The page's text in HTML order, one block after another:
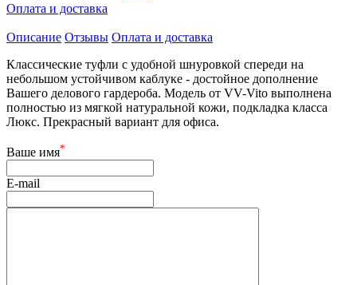
Оплата и доставка
Описание Отзывы Оплата и доставка
Классические туфли с удобной шнуровкой спереди на
небольшом устойчивом каблуке - достойное дополнение
Вашего делового гардероба. Модель от VV-Vito выполнена
полностью из мягкой натуральной кожи, подкладка класса
Люкс. Прекрасный вариант для офиса.
Ваше имя*
E-mail